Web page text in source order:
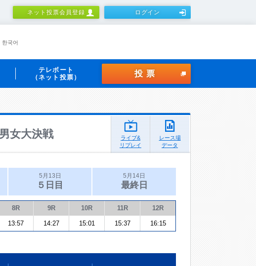
ネット投票会員登録 ログイン
한국어
テレボート
（ネット投票）
投票
女大決戦
ライブ&
リプレイ
レース場
データ
5月13日
５日目
5月14日
最終日
8R 9R 10R 11R 12R
13:57 14:27 15:01 15:37 16:15